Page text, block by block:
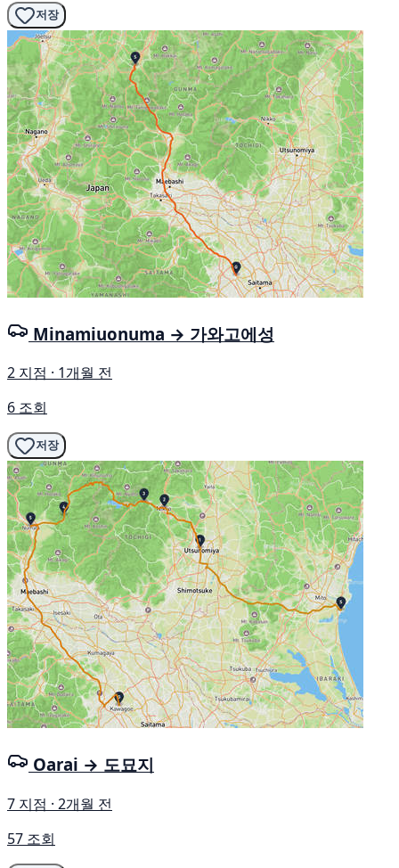
저장
Minamiuonuma → 가와고에성
2 지점 · 1개월 전
6 조회
저장
Oarai → 도묘지
7 지점 · 2개월 전
57 조회